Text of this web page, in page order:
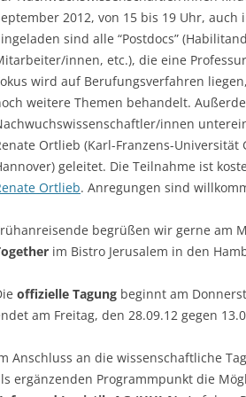
LEUPHANA UNIVERSITY
SDU
TU HAMBURG HARBURG
UNIVERSITY OF HAMBURG – BWL
UNIVERSITY OF HAMBURG – EPB
2012, von 15 bis 19 Uhr, auch
sind alle “Postdocs”
innen, etc.), die eine
wird auf Berufungsverfahren
weitere Themen behandelt.
innen
Ortlieb (Karl-Franzens-
geleitet. Die Teilnahme ist
Ortlieb. Anregungen sind
begrüßen wir gerne am
im Bistro Jerusalem in den
offizielle Tagung beginnt am
am Freitag, den 28.09.12 gegen
Anschluss an die wissenschaftliche
ergänzenden Programmpunkt die